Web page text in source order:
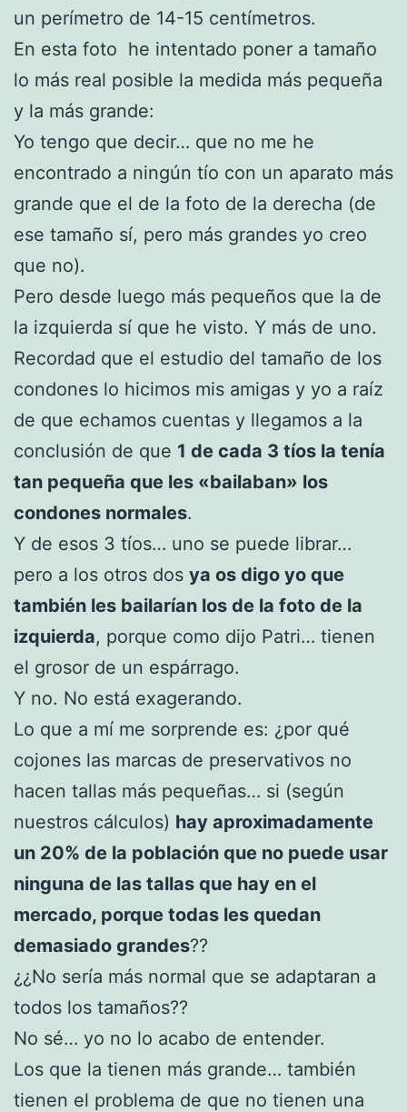
un perímetro de 14-15 centímetros.
En esta foto he intentado poner a tamaño
lo más real posible la medida más pequeña
y la más grande:
Yo tengo que decir… que no me he
encontrado a ningún tío con un aparato más
grande que el de la foto de la derecha (de
ese tamaño sí, pero más grandes yo creo
que no).
Pero desde luego más pequeños que la de
la izquierda sí que he visto. Y más de uno.
Recordad que el estudio del tamaño de los
condones lo hicimos mis amigas y yo a raíz
de que echamos cuentas y llegamos a la
conclusión de que 1 de cada 3 tíos la tenía
tan pequeña que les «bailaban» los
condones normales.
Y de esos 3 tíos… uno se puede librar…
pero a los otros dos ya os digo yo que
también les bailarían los de la foto de la
izquierda, porque como dijo Patri… tienen
el grosor de un espárrago.
Y no. No está exagerando.
Lo que a mí me sorprende es: ¿por qué
cojones las marcas de preservativos no
hacen tallas más pequeñas… si (según
nuestros cálculos) hay aproximadamente
un 20% de la población que no puede usar
ninguna de las tallas que hay en el
mercado, porque todas les quedan
demasiado grandes??
¿¿No sería más normal que se adaptaran a
todos los tamaños??
No sé… yo no lo acabo de entender.
Los que la tienen más grande… también
tienen el problema de que no tienen una